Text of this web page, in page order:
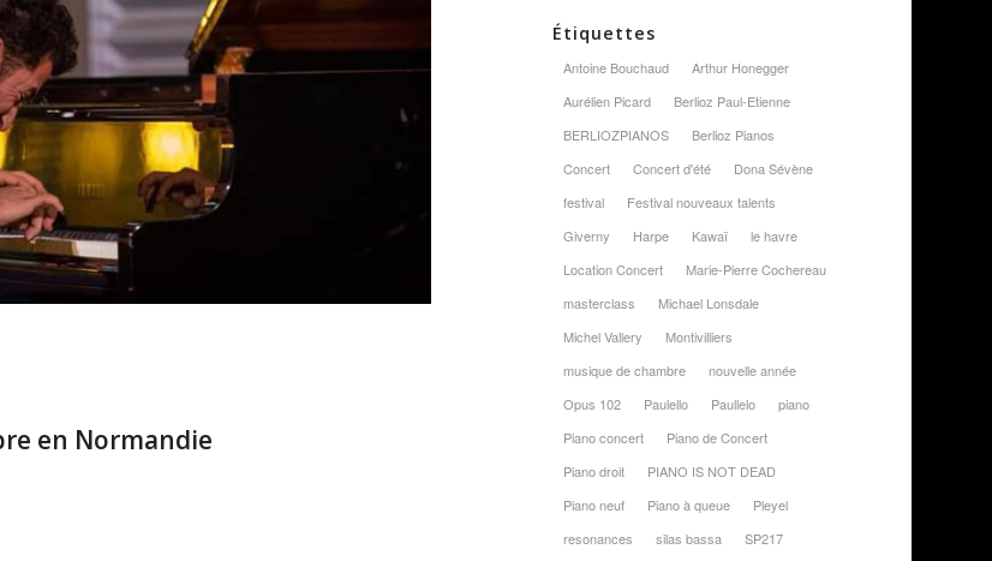
en Normandie
Étiquettes
Antoine Bouchaud
Arthur Honegger
Aurélien Picard
Berlioz Paul-Etienne
BERLIOZPIANOS
Berlioz Pianos
Concert
Concert d'été
Dona Sévène
festival
Festival nouveaux talents
Giverny
Harpe Kawaï
le havre
Location Concert
Marie-Pierre Cochereau
masterclass
Michael Lonsdale
Michel Vallery
Montivilliers
musique de chambre
nouvelle année
Opus 102
Paulello Paullelo
piano
Piano concert
Piano de Concert
Piano droit
PIANO IS NOT DEAD
Piano neuf
Piano à queue
Pleyel
resonances
silas bassa
SP217